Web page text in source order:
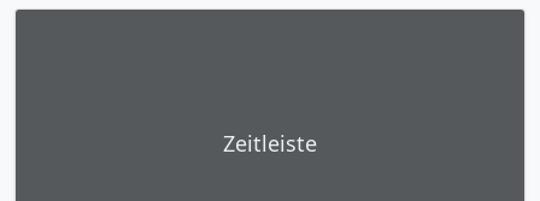
Zeitleiste